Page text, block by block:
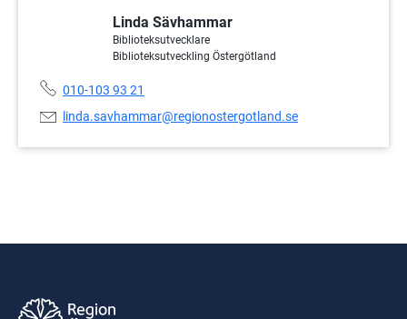
Linda Sävhammar
Biblioteksutvecklare
Biblioteksutveckling Östergötland
Telefonnummer:
010-103 93 21
E-
linda.savhammar@regionostergotland.se